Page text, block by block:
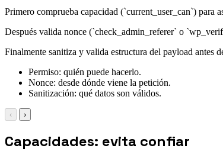
Primero comprueba capacidad (`current_user_can`) para
Después valida nonce (`check_admin_referer` o
Finalmente sanitiza y valida estructura del payload antes
Permiso: quién puede hacerlo.
Nonce: desde dónde viene la petición.
Sanitización: qué datos son válidos.
‹ ›
Capacidades: evita confiar